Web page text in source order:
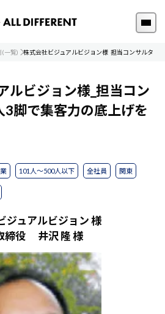
(一覧) 株式会社ビジュアルビジョン様_担当コンサルタン
ルビジョン様_担当コン
脚で集客力の底上げを
101人～500人以下 全社員 関東
ジュアルビジョン 様
締役 井沢 隆 様